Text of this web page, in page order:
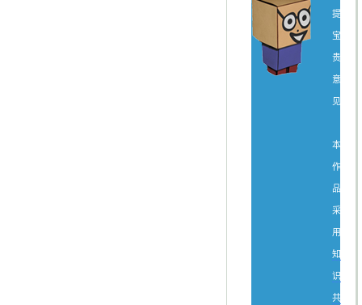
提
宝
贵
意
见。
本
作
品
采
用
知
识
共